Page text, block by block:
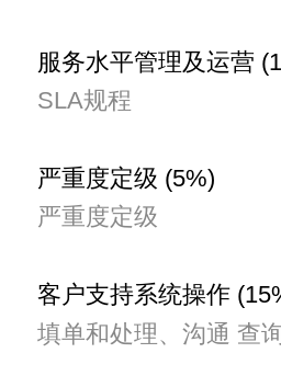
服务水平管理及运营
SLA规程
严重度定级 (5%)
严重度定级
客户支持系统操作
填单和处理、沟通 查